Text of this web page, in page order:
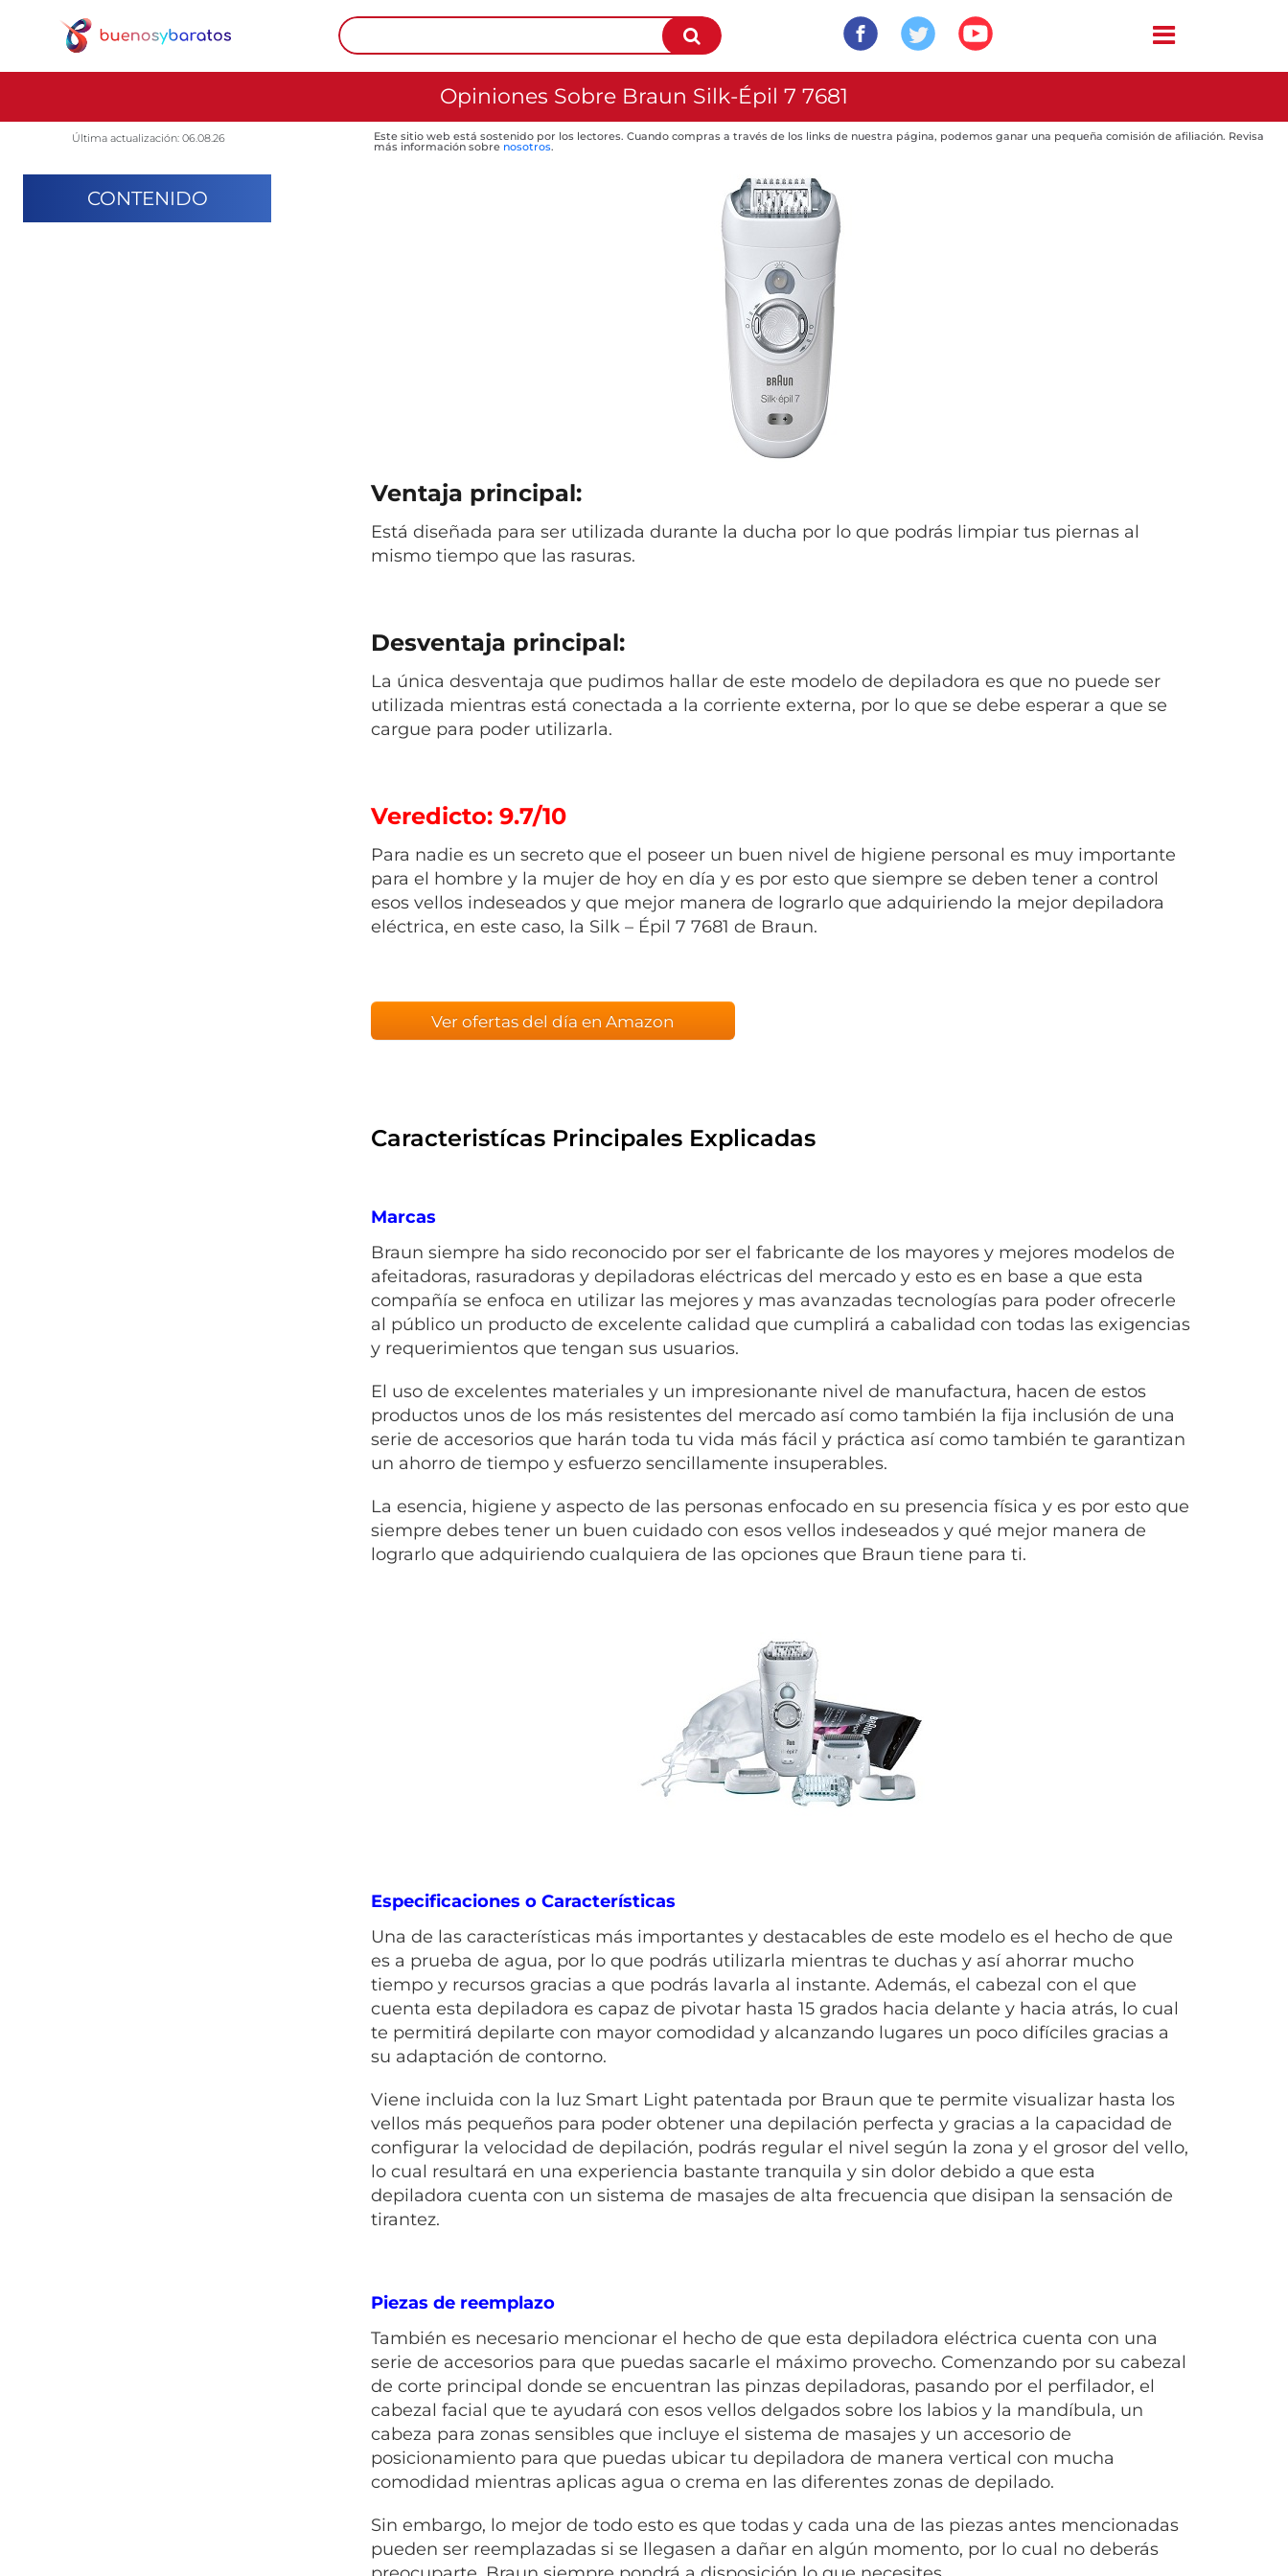
Opiniones Sobre Braun Silk-Épil 7 7681
Última actualización: 06.08.26 Este sitio web está sostenido por los lectores. Cuando compras a través de los links de nuestra página, podemos ganar una pequeña comisión de afiliación. Revisa
más información sobre nosotros.
CONTENIDO
Ventaja principal:
Está diseñada para ser utilizada durante la ducha por lo que podrás limpiar tus piernas al
mismo tiempo que las rasuras.
Desventaja principal:
La única desventaja que pudimos hallar de este modelo de depiladora es que no puede ser
utilizada mientras está conectada a la corriente externa, por lo que se debe esperar a que se
cargue para poder utilizarla.
Veredicto: 9.7/10
Para nadie es un secreto que el poseer un buen nivel de higiene personal es muy importante
para el hombre y la mujer de hoy en día y es por esto que siempre se deben tener a control
esos vellos indeseados y que mejor manera de lograrlo que adquiriendo la mejor depiladora
eléctrica, en este caso, la Silk – Épil 7 7681 de Braun.
Ver ofertas del día en Amazon
Caracteristícas Principales Explicadas
Marcas
Braun siempre ha sido reconocido por ser el fabricante de los mayores y mejores modelos de
afeitadoras, rasuradoras y depiladoras eléctricas del mercado y esto es en base a que esta
compañía se enfoca en utilizar las mejores y mas avanzadas tecnologías para poder ofrecerle
al público un producto de excelente calidad que cumplirá a cabalidad con todas las exigencias
y requerimientos que tengan sus usuarios.
El uso de excelentes materiales y un impresionante nivel de manufactura, hacen de estos
productos unos de los más resistentes del mercado así como también la fija inclusión de una
serie de accesorios que harán toda tu vida más fácil y práctica así como también te garantizan
un ahorro de tiempo y esfuerzo sencillamente insuperables.
La esencia, higiene y aspecto de las personas enfocado en su presencia física y es por esto que
siempre debes tener un buen cuidado con esos vellos indeseados y qué mejor manera de
lograrlo que adquiriendo cualquiera de las opciones que Braun tiene para ti.
Especificaciones o Características
Una de las características más importantes y destacables de este modelo es el hecho de que
es a prueba de agua, por lo que podrás utilizarla mientras te duchas y así ahorrar mucho
tiempo y recursos gracias a que podrás lavarla al instante. Además, el cabezal con el que
cuenta esta depiladora es capaz de pivotar hasta 15 grados hacia delante y hacia atrás, lo cual
te permitirá depilarte con mayor comodidad y alcanzando lugares un poco difíciles gracias a
su adaptación de contorno.
Viene incluida con la luz Smart Light patentada por Braun que te permite visualizar hasta los
vellos más pequeños para poder obtener una depilación perfecta y gracias a la capacidad de
configurar la velocidad de depilación, podrás regular el nivel según la zona y el grosor del vello,
lo cual resultará en una experiencia bastante tranquila y sin dolor debido a que esta
depiladora cuenta con un sistema de masajes de alta frecuencia que disipan la sensación de
tirantez.
Piezas de reemplazo
También es necesario mencionar el hecho de que esta depiladora eléctrica cuenta con una
serie de accesorios para que puedas sacarle el máximo provecho. Comenzando por su cabezal
de corte principal donde se encuentran las pinzas depiladoras, pasando por el perfilador, el
cabezal facial que te ayudará con esos vellos delgados sobre los labios y la mandíbula, un
cabeza para zonas sensibles que incluye el sistema de masajes y un accesorio de
posicionamiento para que puedas ubicar tu depiladora de manera vertical con mucha
comodidad mientras aplicas agua o crema en las diferentes zonas de depilado.
Sin embargo, lo mejor de todo esto es que todas y cada una de las piezas antes mencionadas
pueden ser reemplazadas si se llegasen a dañar en algún momento, por lo cual no deberás